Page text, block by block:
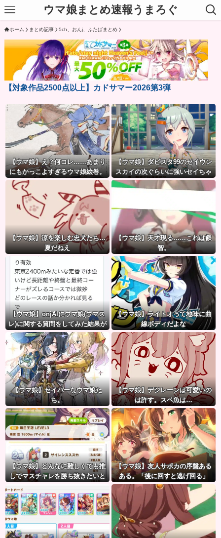
ウマ娘まとめ速報うまろぐ
ホーム まとめ記事 5ch、おんj、ふたばまとめ
【対象作品2500点以上】カドサマー2026第3弾
【ウマ娘】え？何コレ……あまり
にもかっこよすぎるウマ娘絵巻。
【ウマ娘】ダビスタ99のセイウン
スカイの次ぐらいに強いセイちゃ
ん。
【ウマ娘】涼を楽しむ忠犬たち…
夏だねえ
【ウマ娘】天才現る……これは叡
智。
【ウマ娘】onjAIにウマ娘(ウマス
レ)に関する質問をしてみた結果が
草ｗｗｗ
【ウマ娘】ライトオって地味に曲
線ボディだよな
【ウマ娘】セイバーなウマ娘た
ち。
【ウマ娘】デジレーンは可愛いの
は許す。スペ魚は…
【ウマ娘】どんなに難しくても推
しでマスチャレを勝ち抜きたいと
【ウマ娘】友人サポカの序盤ある
ある。「後に回すと逃げ回る」